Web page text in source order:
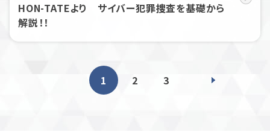
HON-TATEより サイバー犯罪捜査を基礎から
解説！！
1 2 3